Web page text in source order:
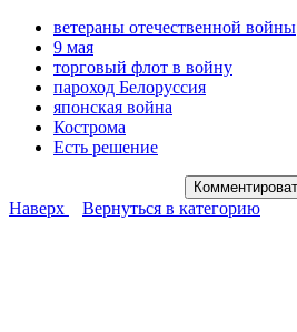
ветераны отечественной войны
9 мая
торговый флот в войну
пароход Белоруссия
японская война
Кострома
Есть решение
Наверх Вернуться в категорию